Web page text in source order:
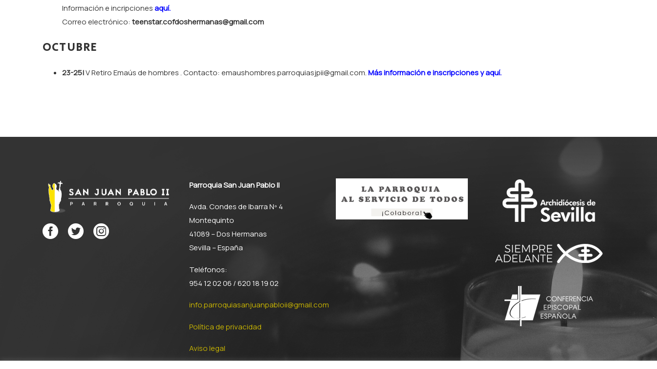
Información e incripcionesaquí.
Correo electrónico: teenstar.cofdoshermanas@gmail.com
OCTUBRE
23-25|V Retiro Emaús de hombres . Contacto: emaushombres.parroquiasjpii@gmail.com.Más información e inscripciones y aquí.
Parroquia San Juan Pablo II
Avda. Condes de Ibarra Nº 4
Montequinto
41089 – Dos Hermanas
Sevilla – España
Teléfonos:
954 12 02 06 / 620 18 19 02
info.parroquiasanjuanpabloii@gmail.com
Política de privacidad
Aviso legal